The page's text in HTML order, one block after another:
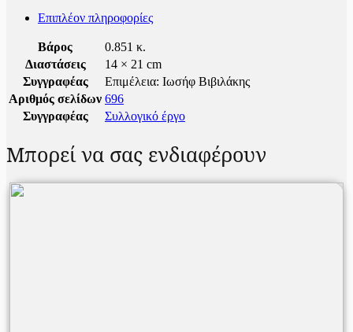
Επιπλέον πληροφορίες
Βάρος
0.851 κ.
Διαστάσεις
14 × 21 cm
Συγγραφέας
Επιμέλεια: Ιωσήφ Βιβιλάκης
Αριθμός σελίδων 696
Συγγραφέας
Συλλογικό έργο
Μπορεί να σας ενδιαφέρουν